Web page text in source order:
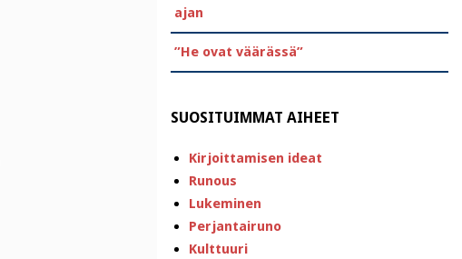
ajan
”He ovat väärässä”
SUOSITUIMMAT AIHEET
Kirjoittamisen ideat
Runous
Lukeminen
Perjantairuno
Kulttuuri